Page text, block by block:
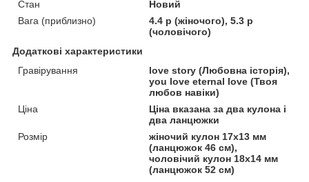
Стан
Новий
Вага (приблизно)
4.4 р (жіночого), 5.3 р
(чоловічого)
Додаткові характеристики
Гравірування
love story (Любовна історія),
you love eternal love (Твоя
любов навіки)
Ціна
Ціна вказана за два кулона і
два ланцюжки
Розмір
жіночий кулон 17х13 мм
(ланцюжок 46 см),
чоловічий кулон 18х14 мм
(ланцюжок 52 см)